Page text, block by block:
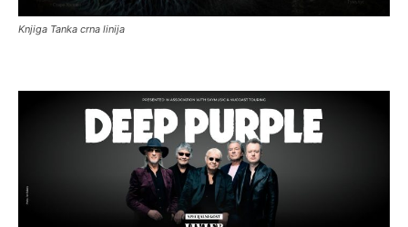
Knjiga Tanka crna linija